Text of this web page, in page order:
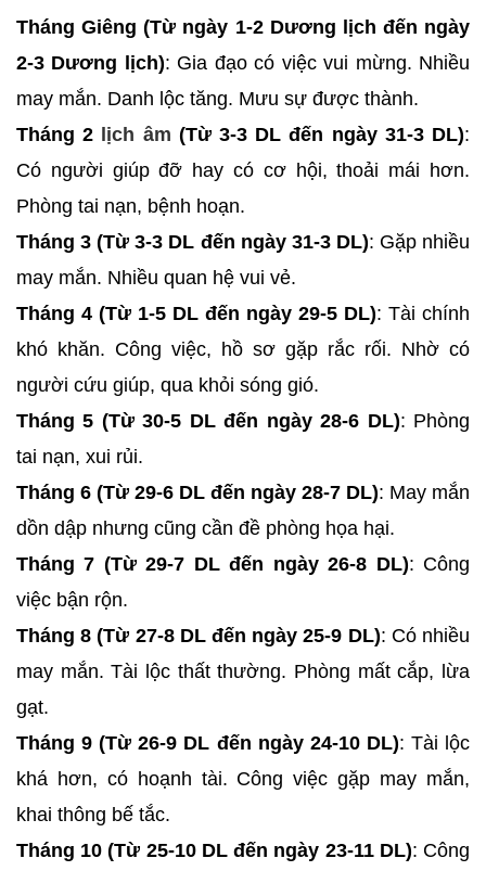
Tháng Giêng (Từ ngày 1-2 Dương lịch đến ngày
2-3 Dương lịch): Gia đạo có việc vui mừng. Nhiều
may mắn. Danh lộc tăng. Mưu sự được thành.
Tháng 2
lịch âm (Từ 3-3 DL đến ngày 31-3 DL):
Có người giúp đỡ hay có cơ hội, thoải mái hơn.
Phòng tai nạn, bệnh hoạn.
Tháng 3 (Từ 3-3 DL đến ngày 31-3 DL): Gặp nhiều
may mắn. Nhiều quan hệ vui vẻ.
Tháng 4 (Từ 1-5 DL đến ngày 29-5 DL): Tài chính
khó khăn. Công việc, hồ sơ gặp rắc rối. Nhờ có
người cứu giúp, qua khỏi sóng gió.
Tháng 5 (Từ 30-5 DL đến ngày 28-6 DL): Phòng
tai nạn, xui rủi.
Tháng 6 (Từ 29-6 DL đến ngày 28-7 DL): May mắn
dồn dập nhưng cũng cần đề phòng họa hại.
Tháng 7 (Từ 29-7 DL đến ngày 26-8 DL): Công
việc bận rộn.
Tháng 8 (Từ 27-8 DL đến ngày 25-9 DL): Có nhiều
may mắn. Tài lộc thất thường. Phòng mất cắp, lừa
gạt.
Tháng 9 (Từ 26-9 DL đến ngày 24-10 DL): Tài lộc
khá hơn, có hoạnh tài. Công việc gặp may mắn,
khai thông bế tắc.
Tháng 10 (Từ 25-10 DL đến ngày 23-11 DL): Công